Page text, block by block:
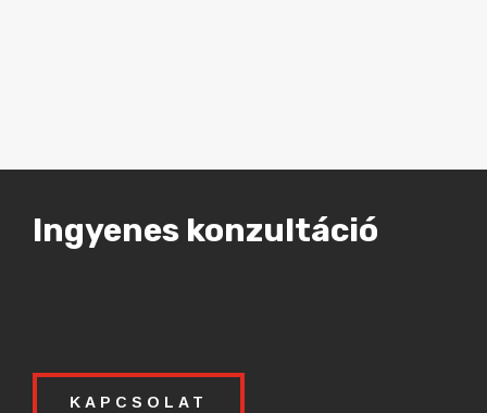
Ingyenes konzultáció
KAPCSOLAT